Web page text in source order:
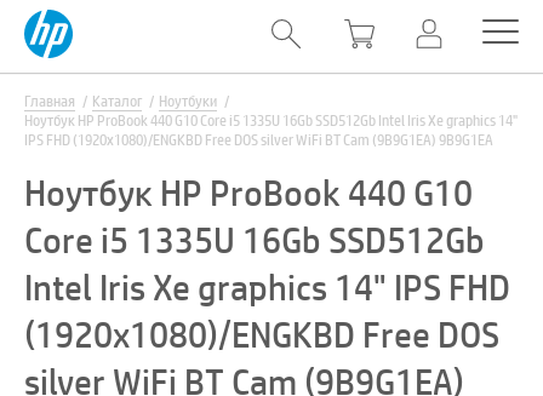
Главная Каталог
Ноутбуки
Ноутбук HP ProBook 440 G10 Core i5 1335U 16Gb SSD512Gb Intel Iris Xe graphics 14"
IPS FHD (1920x1080)/ENGKBD Free DOS silver WiFi BT Cam (9B9G1EA) 9B9G1EA
Ноутбук HP ProBook 440 G10
Core i5 1335U 16Gb SSD512Gb
Intel Iris Xe graphics 14" IPS FHD
(1920x1080)/ENGKBD Free DOS
silver WiFi BT Cam (9B9G1EA)